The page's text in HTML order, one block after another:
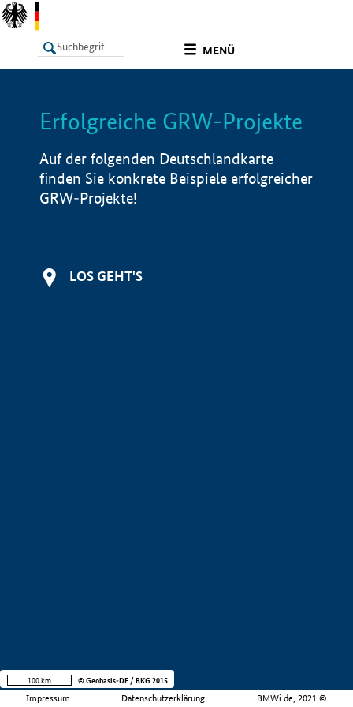
MENÜ
LISTE Info
Erfolgreiche GRW-Projekte
Auf der folgenden Deutschlandkarte
finden Sie konkrete Beispiele erfolgreicher
GRW-Projekte!
LOS GEHT'S
Impressum Datenschutzerklärung BMWi.de, 2021 ©
100 km © Geobasis-DE / BKG 2015